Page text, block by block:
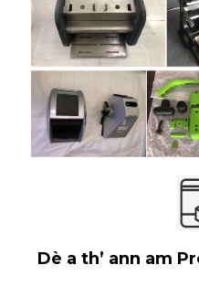
Dè a th’ ann am